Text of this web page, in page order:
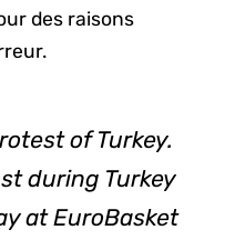
des raisons
of Turkey.
during Turkey
at EuroBasket